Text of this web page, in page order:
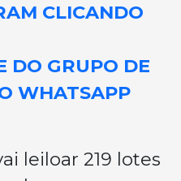
CLICANDO
DO GRUPO DE
WHATSAPP
leiloar 219 lotes